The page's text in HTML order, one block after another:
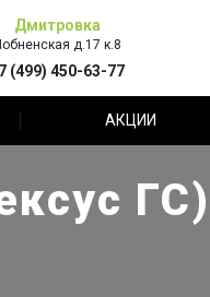
Дмитровка
д.17 к.8
(499) 450-63-77
АКЦИИ